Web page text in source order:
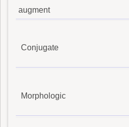
augment
Conjugate
Morphologic